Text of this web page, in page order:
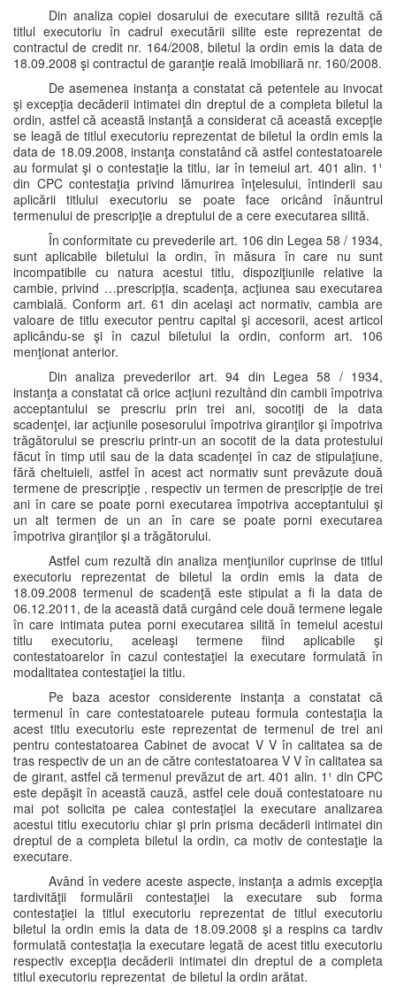
Din analiza copiei dosarului de executare silită rezultă că
titlul executoriu în cadrul executării silite este reprezentat de
contractul de credit nr. 164/2008, biletul la ordin emis la data de
18.09.2008 şi contractul de garanţie reală imobiliară nr. 160/2008.
De asemenea instanţa a constatat că petentele au invocat
şi excepţia decăderii intimatei din dreptul de a completa biletul la
ordin, astfel că această instanţă a considerat că această excepţie
se leagă de titlul executoriu reprezentat de biletul la ordin emis la
data de 18.09.2008, instanţa constatând că astfel contestatoarele
au formulat şi o contestaţie la titlu, iar în temeiul art. 401 alin. 1¹
din CPC contestaţia privind lămurirea înţelesului, întinderii sau
aplicării titlului executoriu se poate face oricând înăuntrul
termenului de prescripţie a dreptului de a cere executarea silită.
În conformitate cu prevederile art. 106 din Legea 58 / 1934,
sunt aplicabile biletului la ordin, în măsura în care nu sunt
incompatibile cu natura acestui titlu, dispoziţiunile relative la
cambie, privind …prescripţia, scadenţa, acţiunea sau executarea
cambială. Conform art. 61 din acelaşi act normativ, cambia are
valoare de titlu executor pentru capital şi accesorii, acest articol
aplicându-se şi în cazul biletului la ordin, conform art. 106
menţionat anterior.
Din analiza prevederilor art. 94 din Legea 58 / 1934,
instanţa a constatat că orice acţiuni rezultând din cambii împotriva
acceptantului se prescriu prin trei ani, socotiţi de la data
scadenţei, iar acţiunile posesorului împotriva giranţilor şi împotriva
trăgătorului se prescriu printr-un an socotit de la data protestului
făcut în timp util sau de la data scadenţei în caz de stipulaţiune,
fără cheltuieli, astfel în acest act normativ sunt prevăzute două
termene de prescripţie , respectiv un termen de prescripţie de trei
ani în care se poate porni executarea împotriva acceptantului şi
un alt termen de un an în care se poate porni executarea
împotriva giranţilor şi a trăgătorului.
Astfel cum rezultă din analiza menţiunilor cuprinse de titlul
executoriu reprezentat de biletul la ordin emis la data de
18.09.2008 termenul de scadenţă este stipulat a fi la data de
06.12.2011, de la această dată curgând cele două termene legale
în care intimata putea porni executarea silită în temeiul acestui
titlu executoriu, aceleaşi termene fiind aplicabile şi
contestatoarelor în cazul contestaţiei la executare formulată în
modalitatea contestaţiei la titlu.
Pe baza acestor considerente instanţa a constatat că
termenul în care contestatoarele puteau formula contestaţia la
acest titlu executoriu este reprezentat de termenul de trei ani
pentru contestatoarea Cabinet de avocat V V în calitatea sa de
tras respectiv de un an de către contestatoarea V V în calitatea sa
de girant, astfel că termenul prevăzut de art. 401 alin. 1¹ din CPC
este depăşit în această cauză, astfel cele două contestatoare nu
mai pot solicita pe calea contestaţiei la executare analizarea
acestui titlu executoriu chiar şi prin prisma decăderii intimatei din
dreptul de a completa biletul la ordin, ca motiv de contestaţie la
executare.
Având în vedere aceste aspecte, instanţa a admis excepţia
tardivităţii formulării contestaţiei la executare sub forma
contestaţiei la titlul executoriu reprezentat de titlul executoriu
biletul la ordin emis la data de 18.09.2008 şi a respins ca tardiv
formulată contestaţia la executare legată de acest titlu executoriu
respectiv excepţia decăderii intimatei din dreptul de a completa
titlul executoriu reprezentat de biletul la ordin arătat.